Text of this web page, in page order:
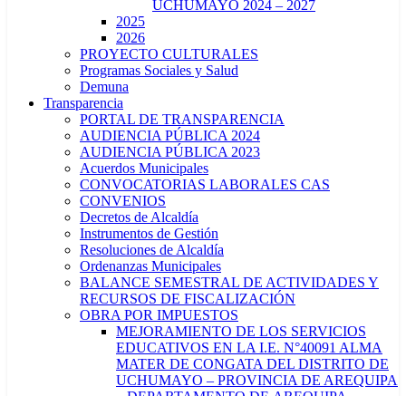
UCHUMAYO 2024 – 2027
2025
2026
PROYECTO CULTURALES
Programas Sociales y Salud
Demuna
Transparencia
PORTAL DE TRANSPARENCIA
AUDIENCIA PÚBLICA 2024
AUDIENCIA PÚBLICA 2023
Acuerdos Municipales
CONVOCATORIAS LABORALES CAS
CONVENIOS
Decretos de Alcaldía
Instrumentos de Gestión
Resoluciones de Alcaldía
Ordenanzas Municipales
BALANCE SEMESTRAL DE ACTIVIDADES Y
RECURSOS DE FISCALIZACIÓN
OBRA POR IMPUESTOS
MEJORAMIENTO DE LOS SERVICIOS
EDUCATIVOS EN LA I.E. N°40091 ALMA
MATER DE CONGATA DEL DISTRITO DE
UCHUMAYO – PROVINCIA DE AREQUIPA